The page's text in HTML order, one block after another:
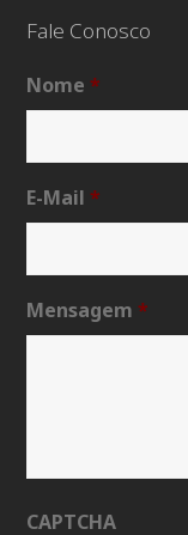
Fale Conosco
Nome *
E-Mail *
Mensagem *
CAPTCHA